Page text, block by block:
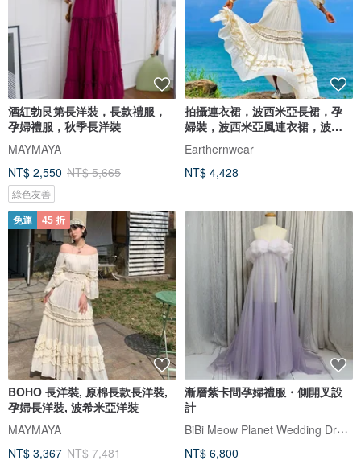
酒紅勃艮第長洋裝，長款禮服，
孕婦禮服，秋季長洋裝
MAYMAYA
NT$ 2,550 NT$ 5,665
綠色友善
拍攝連衣裙，波西米亞長裙，孕
婦裝，波西米亞風連衣裙，波西
米亞風連衣裙，
Earthernwear
NT$ 4,428
免運 45 折
BOHO 長洋裝, 原棉長款長洋裝,
孕婦長洋裝, 波希米亞洋裝
MAYMAYA
NT$ 3,367 NT$ 7,481
漸層紫卡間孕婦禮服・側開叉設
計
BiBi Meow Planet Wedding Dress
NT$ 6,800